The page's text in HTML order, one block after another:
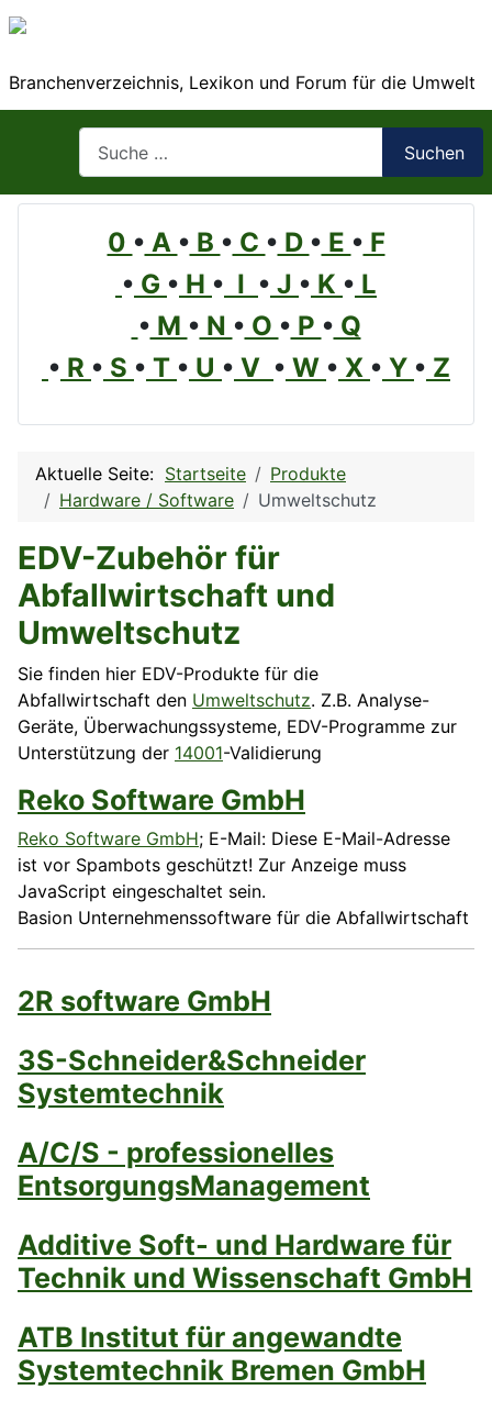
Branchenverzeichnis, Lexikon und Forum für die Umwelt
Suchen
0 • A • B • C • D • E • F
• G • H • I • J • K • L
• M • N • O • P • Q
• R • S • T • U • V • W • X • Y • Z
Aktuelle Seite: Startseite
Produkte
Hardware / Software
Umweltschutz
EDV-Zubehör für
Abfallwirtschaft und
Umweltschutz
Sie finden hier EDV-Produkte für die
Abfallwirtschaft den Umweltschutz. Z.B. Analyse-
Geräte, Überwachungssysteme, EDV-Programme zur
Unterstützung der 14001-Validierung
Reko Software GmbH
Reko Software GmbH; E-Mail: Diese E-Mail-Adresse
ist vor Spambots geschützt! Zur Anzeige muss
JavaScript eingeschaltet sein.
Basion Unternehmenssoftware für die Abfallwirtschaft
2R software GmbH
3S-Schneider&Schneider
Systemtechnik
A/C/S - professionelles
EntsorgungsManagement
Additive Soft- und Hardware für
Technik und Wissenschaft GmbH
ATB Institut für angewandte
Systemtechnik Bremen GmbH